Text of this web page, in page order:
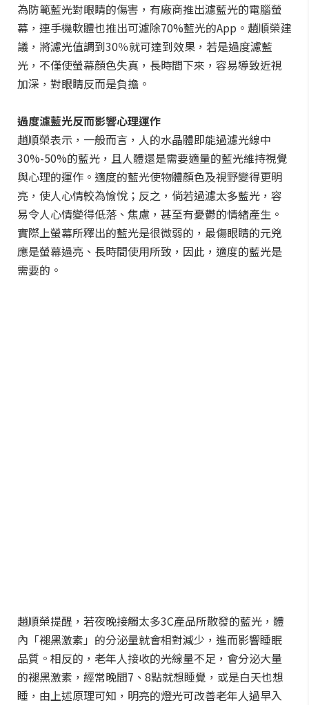
為防範藍光對眼睛的傷害，有廠商推出濾藍光的電腦螢
幕，連手機軟體也推出可濾除70%藍光的App。趙順榮建
議，將濾光值調到30％就可達到效果，若是過度濾藍
光，不僅使螢幕顏色失真，長時間下來，容易導致近視
加深，對眼睛反而是負擔。
過度濾藍光反而影響心理運作
趙順榮表示，一般而言，人的水晶體即能過濾光線中
30%-50%的藍光，且人體還是需要適量的藍光維持視覺
與心理的運作。適度的藍光使物體顏色及視野變得更明
亮，使人心情較為愉悅；反之，倘若過濾太多藍光，容
易令人心情變得低落、焦慮，甚至有憂鬱的情緒產生。
實際上螢幕所釋出的藍光是很微弱的，最傷眼睛的元兇
應是螢幕過亮、長時間使用所致，因此，適度的藍光是
需要的。
趙順榮提醒，若夜晚接觸太多3C產品所散發的藍光，體
內「褪黑激素」的分泌量就會相對減少，進而影響睡眠
品質。相反的，老年人接收的光線量不足，會分泌大量
的褪黑激素，經常晚間7、8點就想睡覺，或是白天也想
睡，由上述原理可知，明亮的燈光可改善老年人過早入